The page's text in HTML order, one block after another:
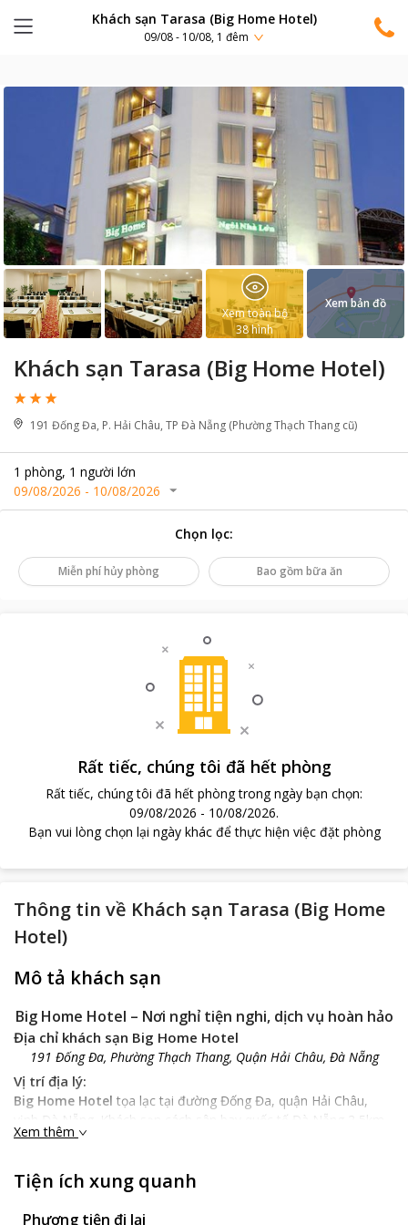
Khách sạn Tarasa (Big Home Hotel)
09/08 - 10/08, 1 đêm
Khách sạn Tarasa (Big Home Hotel)
191 Đống Đa, P. Hải Châu, TP Đà Nẵng (Phường Thạch Thang cũ)
1 phòng, 1 người lớn
09/08/2026 - 10/08/2026
Xem toàn bộ
38hình
Xem bản đồ
Chọn lọc:
Miễn phí hủy phòng Bao gồm bữa ăn
Rất tiếc, chúng tôi đã hết phòng
Rất tiếc, chúng tôi đã hết phòng trong ngày bạn chọn:
09/08/2026 - 10/08/2026.
Bạn vui lòng chọn lại ngày khác để thực hiện việc đặt phòng
Thông tin về Khách sạn Tarasa (Big Home
Hotel)
Mô tả khách sạn
Big Home Hotel – Nơi nghỉ tiện nghi, dịch vụ hoàn hảo
Địa chỉ khách sạn Big Home Hotel
191 Đống Đa, Phường Thạch Thang, Quận Hải Châu, Đà Nẵng
Vị trí địa lý:
Big Home Hotel tọa lạc tại đường Đống Đa, quận Hải Châu,
vịnh Đà Nẵng. Khách sạn cách sân bay quốc tế Đà Nẵng 2,5km,
bãi tắm Mỹ Khê 3km, cách chợ Hàn 1,5km và nằm ngay khu
dễ dàng sắp xếp lịch trình để tham quan những điểm du lịch nổi
tiếng của Đà Nẵng xinh đẹp.
Đặc điểm khách sạn:
Xem thêm
Tiện ích xung quanh
Phương tiện đi lại